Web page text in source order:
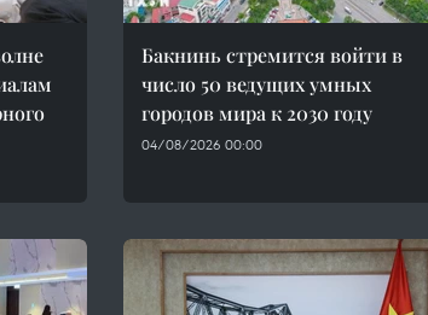
Бакнинь стремится войти в
число 50 ведущих умных
городов мира к 2030 году
04/08/2026 00:00